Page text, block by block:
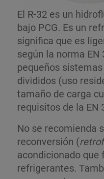
El R-32 es un
bajo PCG. Es un
significa que es
según la norma EN
pequeños
divididos (uso
tamaño de carga
requisitos de la EN
No se recomienda
reconversión (
acondicionado que
refrigerantes.